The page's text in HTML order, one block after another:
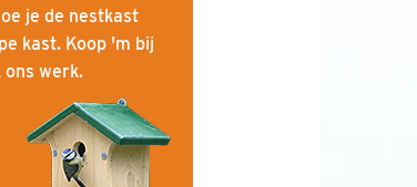
je de nestkast
kast. Koop 'm bij
ons werk.